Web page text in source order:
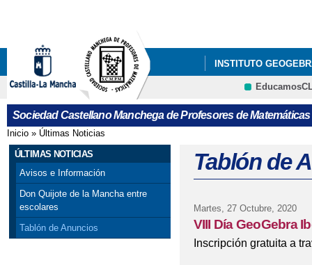
INSTITUTO
ÚLTIMAS NOTICIAS
GALA DEL
VISITA DE PEDRO
X CONCURSO DE
PROVINCIAL DE
CRFP
Sociedad Castellano Manchega de Profesores de Matemáticas
Se encuentra usted aquí
Inicio » Últimas Noticias
ÚLTIMAS NOTICIAS
Avisos e Información
Don Quijote de la Mancha entre
escolares
Tablón de Anuncios
Tablón de
Martes, 27 Octubre, 2020
VIII Día GeoGebra
Inscripción gratuita a